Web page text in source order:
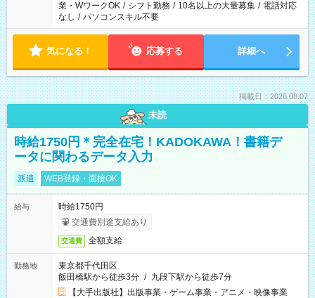
業・WワークOK / シフト勤務 / 10名以上の大量募集 / 電話対応
なし / パソコンスキル不要
気になる！ 応募する 詳細へ
掲載日：2026.08.07
未読
時給1750円＊完全在宅！KADOKAWA！書籍デ
ータに関わるデータ入力
派遣 WEB登録・面接OK
給与
時給1750円
交通費別途支給あり
交通費 全額支給
勤務地
東京都千代田区
飯田橋駅から徒歩3分 / 九段下駅から徒歩7分
【大手出版社】出版事業・ゲーム事業・アニメ・映像事業